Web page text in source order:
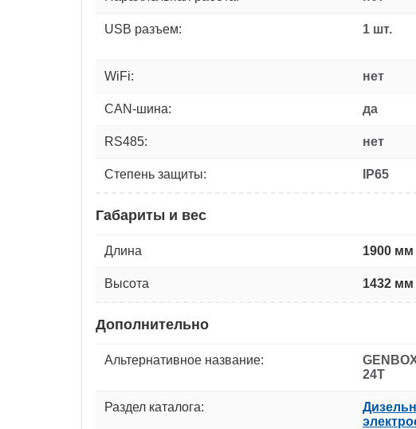
USB разъем: 1 шт.
WiFi: нет
CAN-шина: да
RS485: нет
Степень защиты: IP65
Габариты и вес
Длина 1900 мм
Высота 1432 мм
Дополнительно
Альтернативное название:
24T
Раздел каталога: